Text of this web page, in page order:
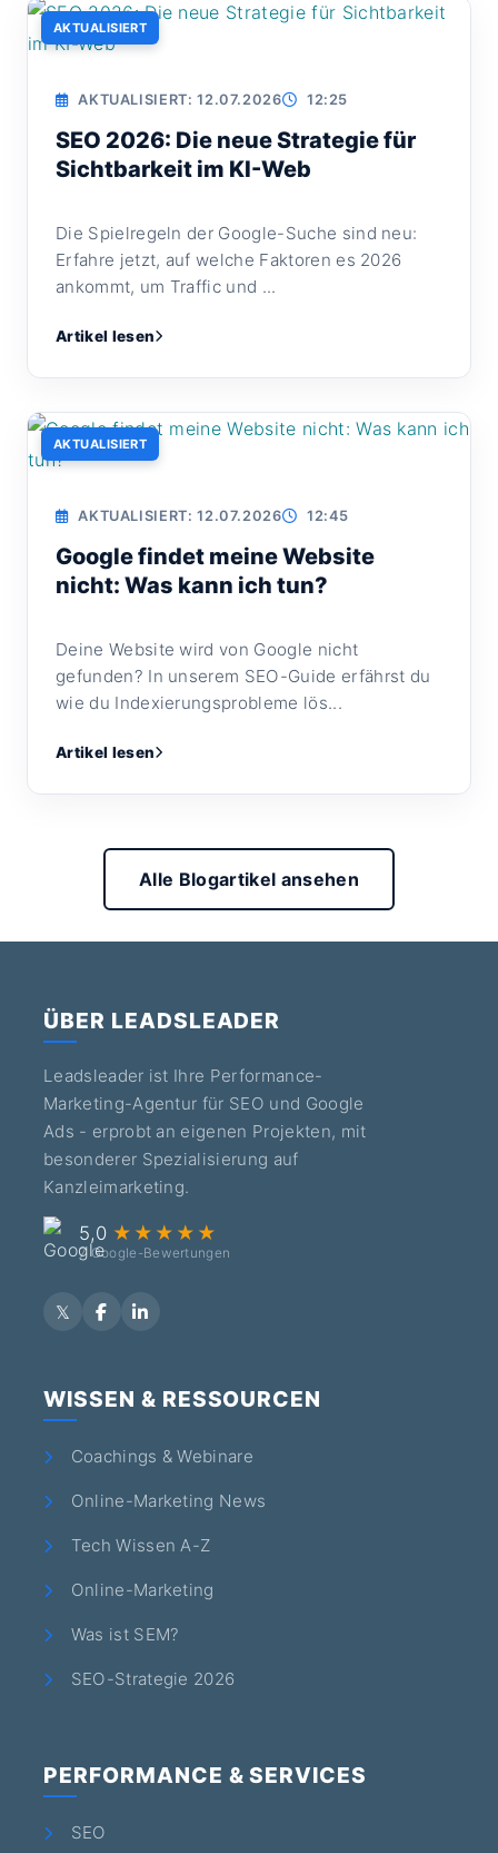
AKTUALISIERT
AKTUALISIERT: 12.07.2026 12:25
SEO 2026: Die neue Strategie für
Sichtbarkeit im KI-Web
Die Spielregeln der Google-Suche sind neu:
Erfahre jetzt, auf welche Faktoren es 2026
ankommt, um Traffic und ...
Artikel lesen
AKTUALISIERT
AKTUALISIERT: 12.07.2026 12:45
Google findet meine Website
nicht: Was kann ich tun?
Deine Website wird von Google nicht
gefunden? In unserem SEO-Guide erfährst du
wie du Indexierungsprobleme lös...
Artikel lesen
Alle Blogartikel ansehen
ÜBER LEADSLEADER
Leadsleader ist Ihre Performance-
Marketing-Agentur für SEO und Google
Ads - erprobt an eigenen Projekten, mit
besonderer Spezialisierung auf
Kanzleimarketing.
5,0 ★★★★★
7 Google-Bewertungen
WISSEN & RESSOURCEN
Coachings & Webinare
Online-Marketing News
Tech Wissen A-Z
Online-Marketing
Was ist SEM?
SEO-Strategie 2026
PERFORMANCE & SERVICES
SEO